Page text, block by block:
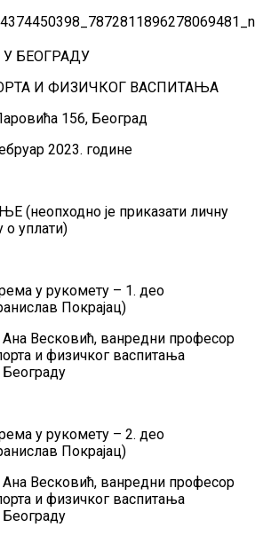
БЕОГРАДУ
И ФИЗИЧКОГ ВАСПИТАЊА
156, Београд
2023. године
је приказати личну
о уплати)
у рукомету – 1. део
Покрајац)
Весковић, ванредни професор
и физичког васпитања
Београду
у рукомету – 2. део
Покрајац)
Весковић, ванредни професор
и физичког васпитања
Београду